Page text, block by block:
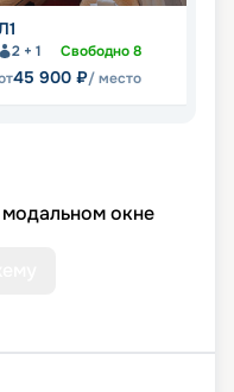
2 + 1 Свободно8
45 900 ₽/ место
окне